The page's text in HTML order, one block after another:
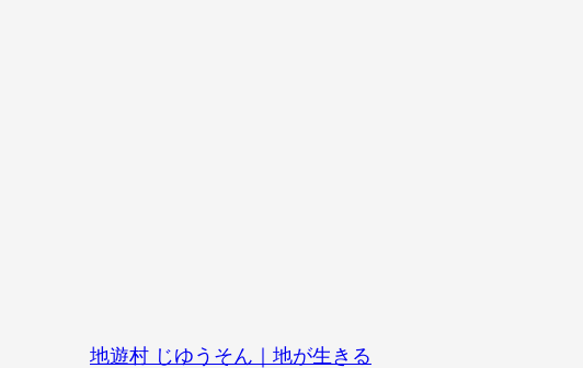
地遊村 じゆうそん｜地が生きる